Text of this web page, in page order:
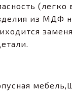
(легко
из МДФ